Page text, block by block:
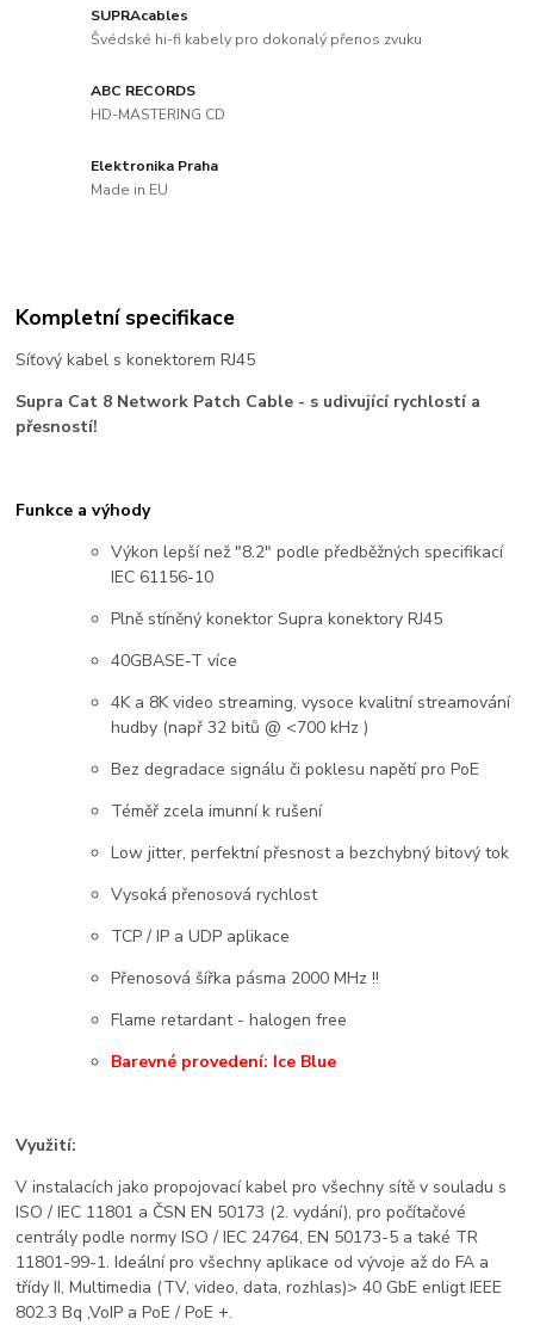
SUPRAcables
Švédské hi-fi kabely pro dokonalý přenos zvuku
ABC RECORDS
HD-MASTERING CD
Elektronika Praha
Made in EU
Kompletní specifikace
Síťový kabel s konektorem RJ45
Supra Cat 8 Network Patch Cable - s udivující rychlostí a
přesností!
Funkce a výhody
Výkon lepší než "8.2" podle předběžných specifikací
IEC 61156-10
Plně stíněný konektor Supra konektory RJ45
40GBASE-T více
4K a 8K video streaming, vysoce kvalitní streamování
hudby (např 32 bitů @ <700 kHz )
Bez degradace signálu či poklesu napětí pro PoE
Téměř zcela imunní k rušení
Low jitter, perfektní přesnost a bezchybný bitový tok
Vysoká přenosová rychlost
TCP/ IP a UDP aplikace
Přenosová šířka pásma 2000 MHz !!
Flame retardant - halogen free
Barevné provedení: Ice Blue
Využití:
V instalacích jako propojovací kabel pro všechny sítě v souladu s
ISO / IEC 11801 a ČSN EN 50173 (2. vydání), pro počítačové
centrály podle normy ISO / IEC 24764, EN 50173-5 a také TR
11801-99-1. Ideální pro všechny aplikace od vývoje až do FA a
třídy II, Multimedia (TV, video, data, rozhlas)> 40 GbE enligt IEEE
802.3 Bq ,VoIP a PoE / PoE +.